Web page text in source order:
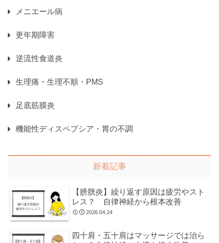
メニエール病
更年期障害
逆流性食道炎
生理痛・生理不順・PMS
足底筋膜炎
機能性ディスペプシア・胃の不調
新着記事
【膀胱炎】繰り返す原因は疲労やスト
レス？ 自律神経から根本改善
2026.04.24
四十肩・五十肩はマッサージでは治ら